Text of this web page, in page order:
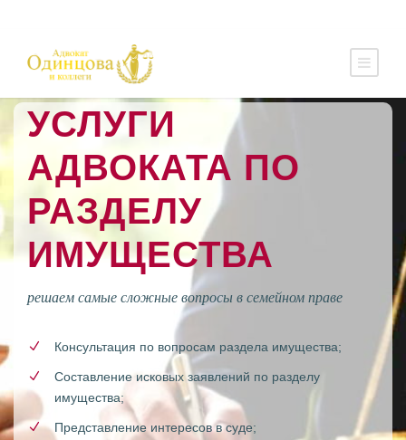
УСЛУГИ
АДВОКАТА ПО
РАЗДЕЛУ
ИМУЩЕСТВА
решаем самые сложные вопросы в семейном праве
Консультация по вопросам раздела имущества;
Составление исковых заявлений по разделу
имущества;
Представление интересов в суде;